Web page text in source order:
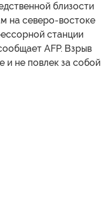
близости
на северо-востоке
станции
AFP. Взрыв
и не повлек за собой